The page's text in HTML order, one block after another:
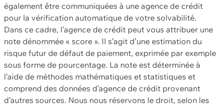
également être communiquées à une agence de crédit
pour la vérification automatique de votre solvabilité.
Dans ce cadre, l’agence de crédit peut vous attribuer une
note dénommée « score ». Il s’agit d’une estimation du
risque futur de défaut de paiement, exprimée par exemple
sous forme de pourcentage. La note est déterminée à
l’aide de méthodes mathématiques et statistiques et
comprend des données d’agence de crédit provenant
d’autres sources. Nous nous réservons le droit, selon les